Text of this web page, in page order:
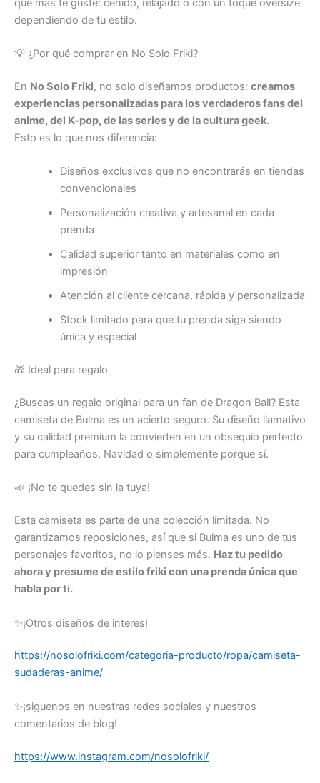
que más te guste: ceñido, relajado o con un toque oversize
dependiendo de tu estilo.
💡 ¿Por qué comprar en No Solo Friki?
En No Solo Friki, no solo diseñamos productos: creamos
experiencias personalizadas para los verdaderos fans del
anime, del K-pop, de las series y de la cultura geek.
Esto es lo que nos diferencia:
Diseños exclusivos que no encontrarás en tiendas
convencionales
Personalización creativa y artesanal en cada
prenda
Calidad superior tanto en materiales como en
impresión
Atención al cliente cercana, rápida y personalizada
Stock limitado para que tu prenda siga siendo
única y especial
🎁 Ideal para regalo
¿Buscas un regalo original para un fan de Dragon Ball? Esta
camiseta de Bulma es un acierto seguro. Su diseño llamativo
y su calidad premium la convierten en un obsequio perfecto
para cumpleaños, Navidad o simplemente porque sí.
📣 ¡No te quedes sin la tuya!
Esta camiseta es parte de una colección limitada. No
garantizamos reposiciones, así que si Bulma es uno de tus
personajes favoritos, no lo pienses más. Haz tu pedido
ahora y presume de estilo friki con una prenda única que
habla por ti.
✨¡Otros diseños de interes!
https://nosolofriki.com/categoria-producto/ropa/camiseta-
sudaderas-anime/
✨¡siguenos en nuestras redes sociales y nuestros
comentarios de blog!
https://www.instagram.com/nosolofriki/